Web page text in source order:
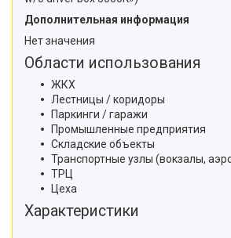
Дополнительная информация
Нет значения
Области использования
ЖКХ
Лестницы / коридоры
Паркинги / гаражи
Промышленные предприятия
Складские объекты
Транспортные узлы (вокзалы,
ТРЦ
Цеха
Характеристики